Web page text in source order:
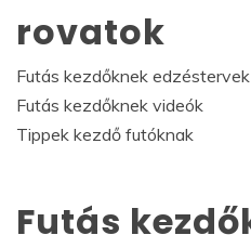
rovatok
Futás kezdőknek edzéstervek
Futás kezdőknek videók
Tippek kezdő futóknak
Futás